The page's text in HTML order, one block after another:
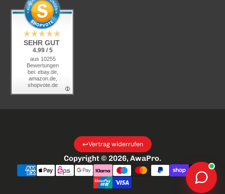
SEHR GUT
4.99 / 5
aus 10255
Bewertungen
bei: ebay.de,
amazon.de,
shopvote.de
Copyright © 2026, AwaPro.
↩Vertrag widerrufen
Zahlungsarten